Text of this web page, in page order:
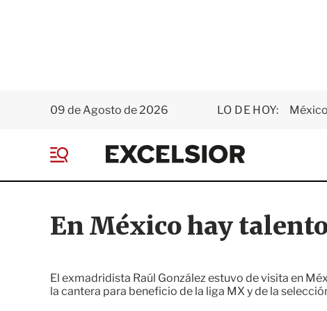
09 de Agosto de 2026 LO DE HOY:
E
x
e
i
o
e
En México hay
El exmadridista Raúl González estuvo de visita en
la cantera para beneficio de la liga MX y de la